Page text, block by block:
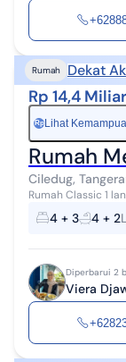
Rumah Dekat
Rp 14,4 Miliar
Rp Lihat
Rumah
Ciledug,
Rumah Classic 1
tenang, nyaman dan aman Hanya 5 menit ke
Adam Malik dan
4 + 3 4 + 2
Diperbarui 2
Viera